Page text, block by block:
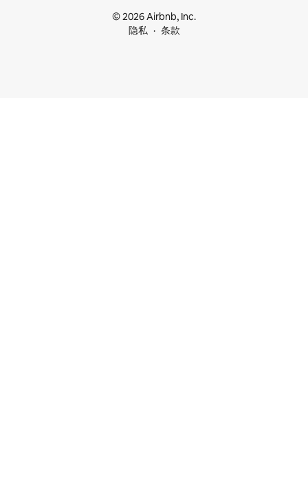
© 2026 Airbnb, Inc.
隐私
条款